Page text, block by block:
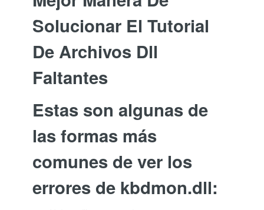
Solucionar El Tutorial
De Archivos Dll
Faltantes
Estas son algunas de
las formas más
comunes de ver los
errores de kbdmon.dll: